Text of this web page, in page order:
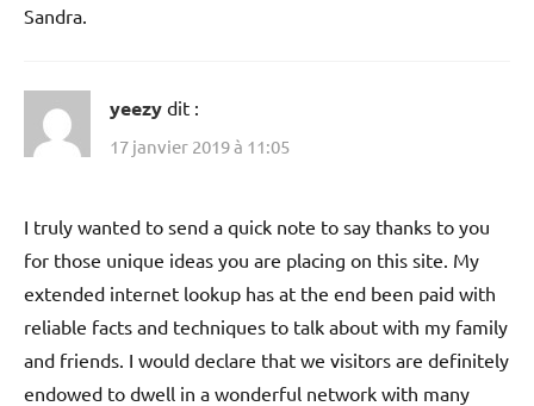
Sandra.
yeezy dit :
17 janvier 2019 à 11:05
I truly wanted to send a quick note to say thanks to you
for those unique ideas you are placing on this site. My
extended internet lookup has at the end been paid with
reliable facts and techniques to talk about with my family
and friends. I would declare that we visitors are definitely
endowed to dwell in a wonderful network with many